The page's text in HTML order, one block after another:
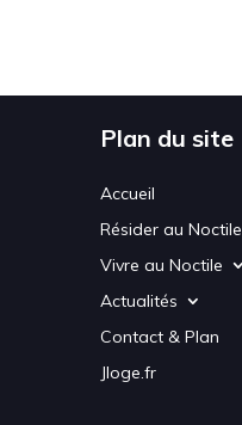
Plan du site
Accueil
Résider au Noctile
Vivre au Noctile
Actualités
Contact & Plan
Jloge.fr